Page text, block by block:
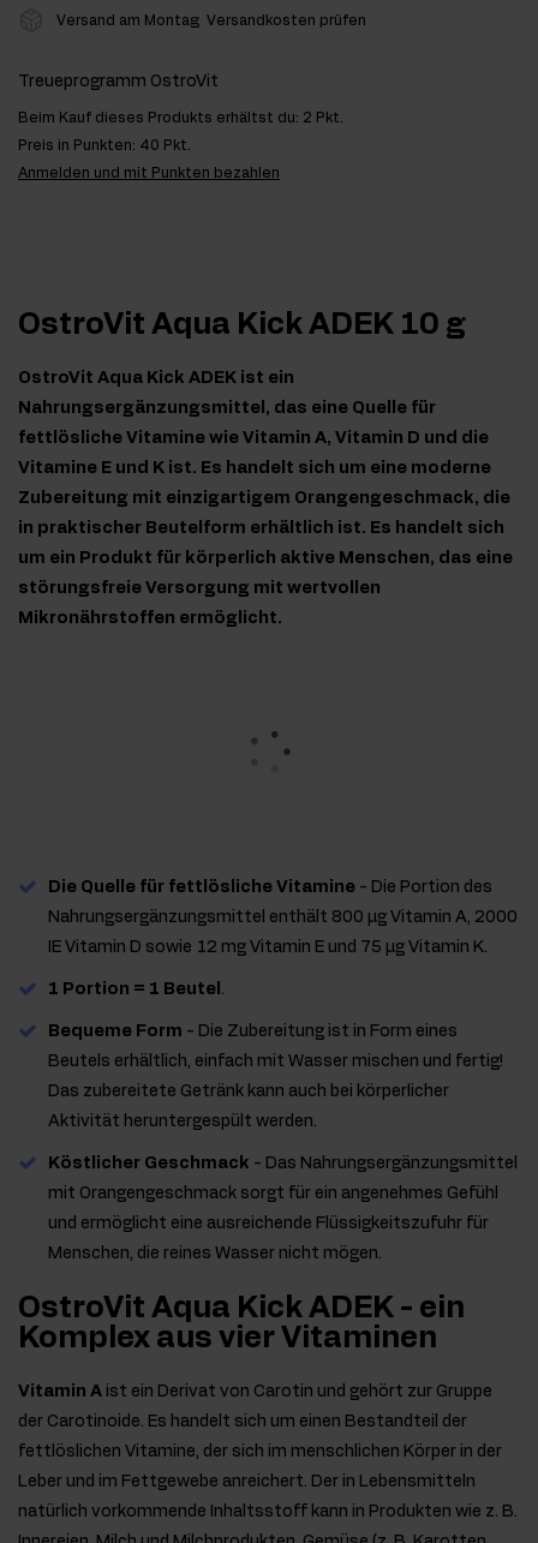
Versand am Montag Versandkosten prüfen
Treueprogramm OstroVit
Beim Kauf dieses Produkts erhältst du: 2 Pkt.
Preis in Punkten: 40 Pkt.
Anmelden und mit Punkten bezahlen
OstroVit Aqua Kick ADEK 10 g
OstroVit Aqua Kick ADEK ist ein
Nahrungsergänzungsmittel, das eine Quelle für
fettlösliche Vitamine wie Vitamin A, Vitamin D und die
Vitamine E und K ist. Es handelt sich um eine moderne
Zubereitung mit einzigartigem Orangengeschmack, die
in praktischer Beutelform erhältlich ist. Es handelt sich
um ein Produkt für körperlich aktive Menschen, das eine
störungsfreie Versorgung mit wertvollen
Mikronährstoffen ermöglicht.
Die Quelle für fettlösliche Vitamine - Die Portion des
Nahrungsergänzungsmittel enthält 800 μg Vitamin A, 2000
IE Vitamin D sowie 12 mg Vitamin E und 75 μg Vitamin K.
1 Portion = 1 Beutel .
Bequeme Form - Die Zubereitung ist in Form eines
Beutels erhältlich, einfach mit Wasser mischen und fertig!
Das zubereitete Getränk kann auch bei körperlicher
Aktivität heruntergespült werden.
Köstlicher Geschmack - Das Nahrungsergänzungsmittel
mit Orangengeschmack sorgt für ein angenehmes Gefühl
und ermöglicht eine ausreichende Flüssigkeitszufuhr für
Menschen, die reines Wasser nicht mögen.
OstroVit Aqua Kick ADEK - ein
Komplex aus vier Vitaminen
Vitamin A ist ein Derivat von Carotin und gehört zur Gruppe
der Carotinoide. Es handelt sich um einen Bestandteil der
fettlöslichen Vitamine, der sich im menschlichen Körper in der
Leber und im Fettgewebe anreichert. Der in Lebensmitteln
natürlich vorkommende Inhaltsstoff kann in Produkten wie z. B.